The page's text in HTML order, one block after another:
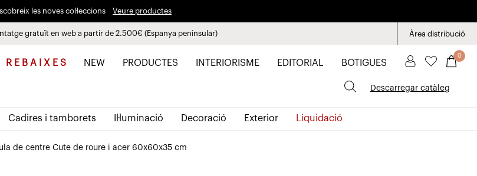
a plaços fins a 3 mesos sense interessos 0% TAE
les noves col·leccions Veure productes
gratuït en web a partir de 2.500€ (Espanya peninsular) Àrea distribució
R E B A I X E S NEW PRODUCTES INTERIORISME EDITORIAL BOTIGUES
0
Descarregar catàleg
Cadires i tamborets Il·luminació Decoració Exterior Liquidació
de centre Cute de roure i acer 60x60x35 cm